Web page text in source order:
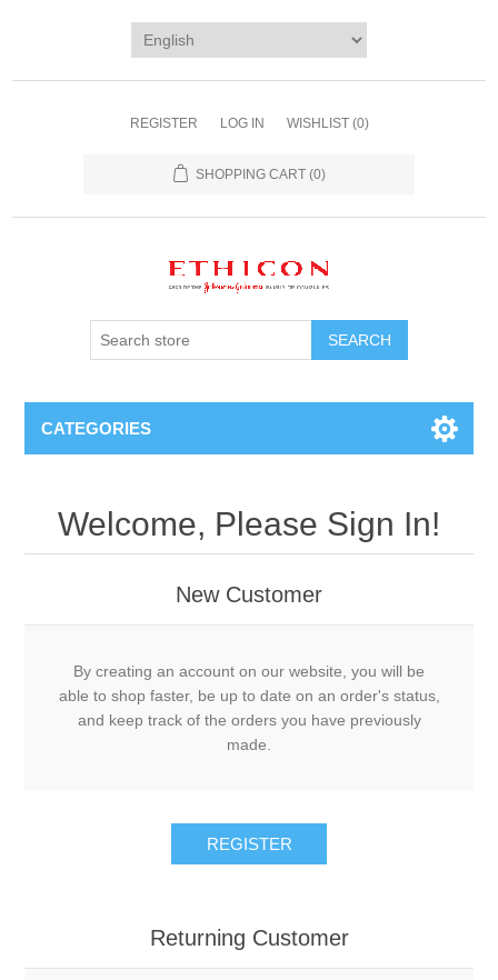
REGISTER LOG IN WISHLIST (0)
SHOPPING CART (0)
SEARCH
CATEGORIES
Welcome, Please Sign In!
New Customer
By creating an account on our website, you will be
able to shop faster, be up to date on an order's status,
and keep track of the orders you have previously
made.
REGISTER
Returning Customer